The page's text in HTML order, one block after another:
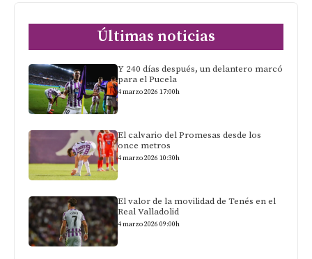
Últimas noticias
Y 240 días después, un delantero marcó
para el Pucela
4 marzo 2026 17:00h
El calvario del Promesas desde los
once metros
4 marzo 2026 10:30h
El valor de la movilidad de Tenés en el
Real Valladolid
4 marzo 2026 09:00h